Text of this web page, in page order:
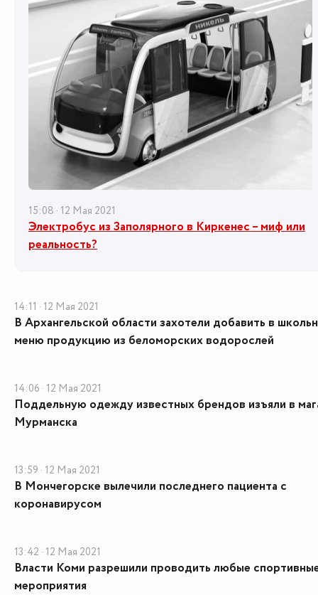
15:08 · 12 Мая 2021
Электробус из Заполярного в Киркенес – миф или
реальность?
14:11 · 12 Мая 2021
В Архангельской области захотели добавить в
меню продукцию из беломорских водорослей
14:06 · 12 Мая 2021
Поддельную одежду известных брендов изъяли в
Мурманска
13:59 · 12 Мая 2021
В Мончегорске вылечили последнего пациента с
коронавирусом
13:42 · 12 Мая 2021
Власти Коми разрешили проводить любые
мероприятия